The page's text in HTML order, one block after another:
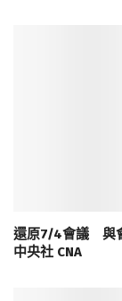
還原7/4會議 與
中央社 CNA